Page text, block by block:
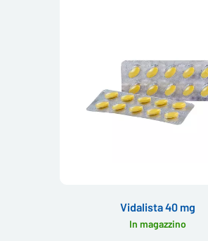
Vidalista 40 mg
In magazzino